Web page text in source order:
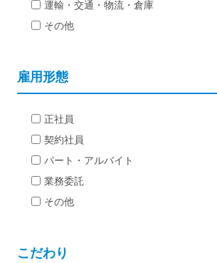
運輸・交通・物流・倉庫
その他
雇用形態
正社員
契約社員
パート・アルバイト
業務委託
その他
こだわり